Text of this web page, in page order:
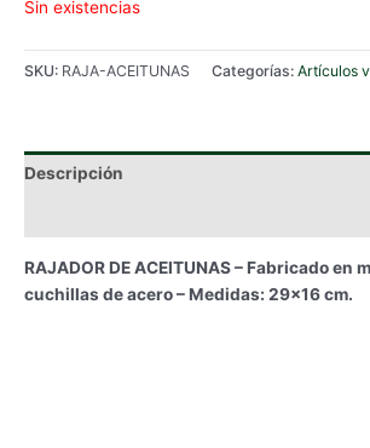
Sin existencias
SKU: RAJA-ACEITUNAS Categorías: Artículos
Descripción
RAJADOR DE ACEITUNAS – Fabricado en
cuchillas de acero – Medidas: 29×16 cm.